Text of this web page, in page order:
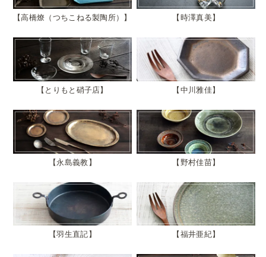
高橋燎（つちこねる製陶所） 時澤真美
とりもと硝子店 中川雅佳
永島義教 野村佳苗
羽生直記 福井亜紀